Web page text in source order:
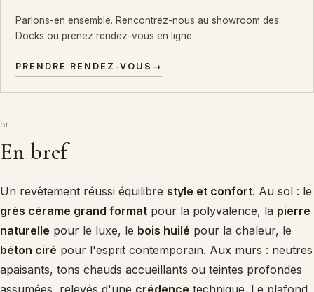
Parlons-en ensemble. Rencontrez-nous au showroom des
Docks ou prenez rendez-vous en ligne.
PRENDRE RENDEZ-VOUS →
01
En bref
Un revêtement réussi équilibre style et confort. Au sol : le
grès cérame grand format pour la polyvalence, la pierre
naturelle pour le luxe, le bois huilé pour la chaleur, le
béton ciré pour l'esprit contemporain. Aux murs : neutres
apaisants, tons chauds accueillants ou teintes profondes
assumées, relevés d'une crédence technique. Le plafond,